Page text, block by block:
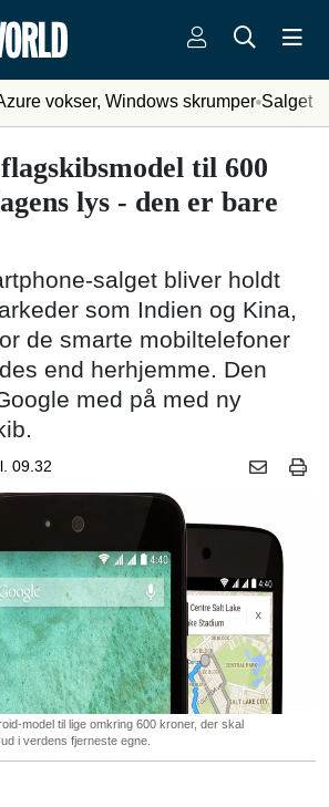
vokser, Windows skrumper Salget
til 600
lys - den er bare
salget bliver holdt
som Indien og Kina,
de smarte mobiltelefoner
end herhjemme. Den
med på med ny
09.32
model til lige omkring 600 kroner, der skal
i verdens fjerneste egne.